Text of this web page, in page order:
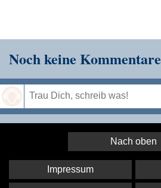
Noch keine Kommentare
Nach oben
Impressum